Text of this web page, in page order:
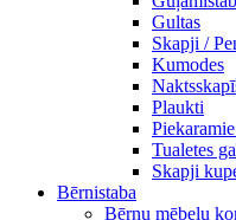
Gultas
Skapji /
Kumodes
Plaukti
Tualetes
Skapji
Bērnistaba
Bērnu mēbeļu